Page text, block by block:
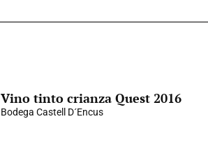
Vino tinto crianza Quest 2016
Bodega Castell D´Encus